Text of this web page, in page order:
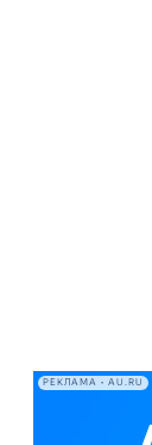
РЕКЛАМА • AU.RU